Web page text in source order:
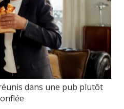
dans une pub plutôt